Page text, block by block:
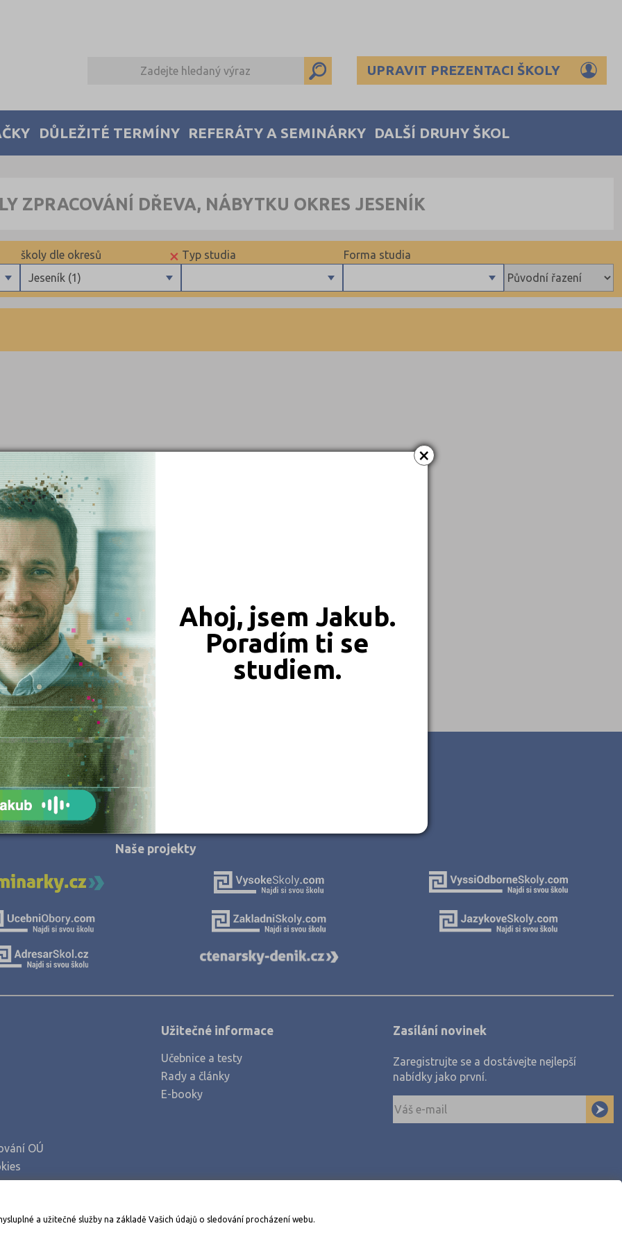
×
Ahoj, jsem Jakub.
Poradím ti se
studiem.
UPRAVIT PREZENTACI ŠKOLY
DŮLEŽITÉ TERMÍNY REFERÁTY A SEMINÁRKY DALŠÍ DRUHY ŠKOL
ZPRACOVÁNÍ DŘEVA, NÁBYTKU OKRES JESENÍK
Forma studia
Typ studia
×
Jeseník (1)
školy dle okresů
Blansko (1)
České Budějovice (5)
Český Krumlov (1)
Děčín (2)
Domažlice (1)
Frýdek-Místek (1)
Havlíčkův Brod (1)
Hodonín (2)
Hradec Králové (2)
Cheb (1)
Chomutov (1)
Chrudim (3)
Jeseník (1)
Jičín (2)
Jihlava (2)
Jindřichův Hradec (1)
Karlovy Vary (2)
Klatovy (1)
Kolín (1)
Kutná Hora (1)
Olomouc (1)
Pardubice (1)
JSME TAM, KDE JSTE VY
Naše projekty
OÚ
Stáhněte si aplikaci Adresář škol
Užitečné informace
Učebnice a testy
Rady a články
E-booky
Zasílání novinek
Zaregistrujte se a dostávejte nejlepší
nabídky jako první.
a užitečné služby na základě Vašich údajů o sledování procházení webu.